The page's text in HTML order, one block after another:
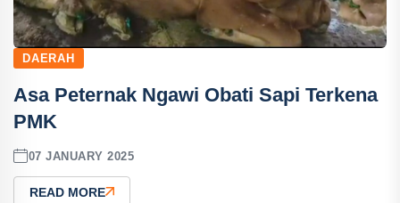
DAERAH
Asa Peternak Ngawi Obati Sapi Terkena
PMK
07 JANUARY 2025
READ MORE